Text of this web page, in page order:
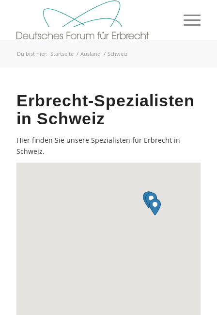
Du bist hier: Startseite / Ausland / Schweiz
Erbrecht-Spezialisten
in Schweiz
Hier finden Sie unsere Spezialisten für Erbrecht in
Schweiz.